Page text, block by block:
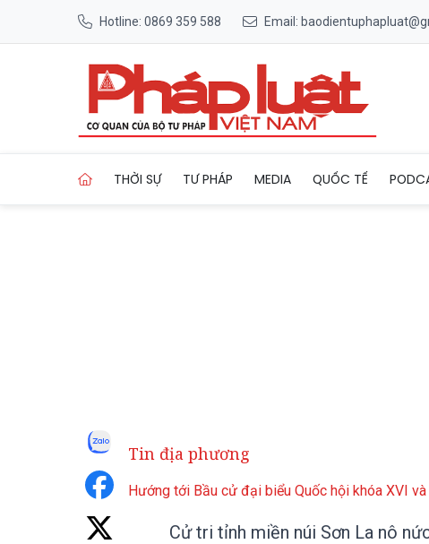
Hotline: 0869 359 588 Email:
THỜI SỰ TƯ PHÁP MEDIA QUỐC TẾ
Tin địa phương
Hướng tới Bầu cử đại biểu Quốc hội khóa XVI
Cử tri tỉnh miền núi Sơn La nô